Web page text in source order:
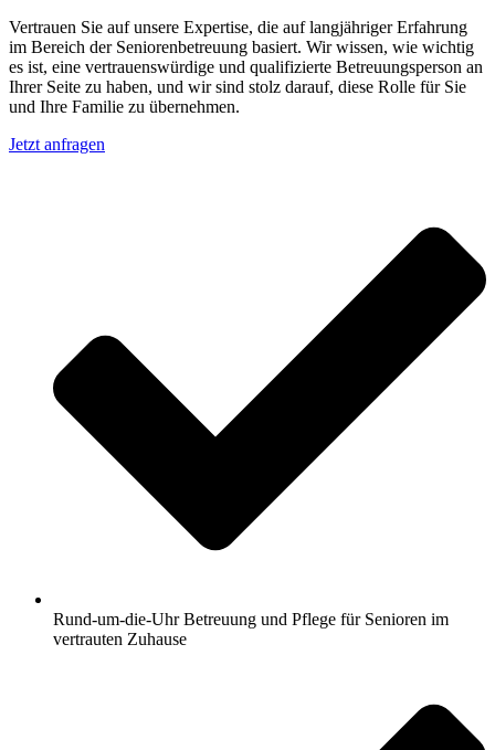
Vertrauen Sie auf unsere Expertise, die auf langjähriger Erfahrung
im Bereich der Seniorenbetreuung basiert. Wir wissen, wie wichtig
es ist, eine vertrauenswürdige und qualifizierte Betreuungsperson an
Ihrer Seite zu haben, und wir sind stolz darauf, diese Rolle für Sie
und Ihre Familie zu übernehmen.
Jetzt anfragen
Rund-um-die-Uhr Betreuung und Pflege für Senioren im
vertrauten Zuhause